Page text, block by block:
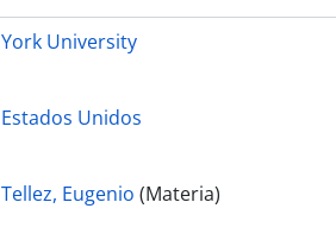
York University
Estados Unidos
Tellez, Eugenio (Materia)